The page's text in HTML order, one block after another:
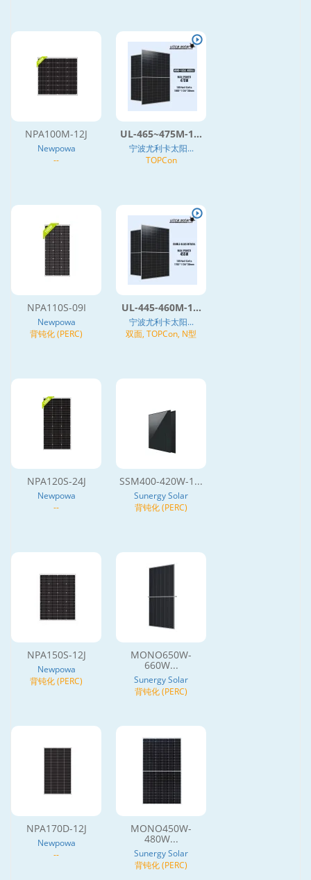
NPA100M-12J
Newpowa
--
UL-465~475M-1...
宁波尤利卡太阳...
TOPCon
NPA110S-09I
Newpowa
背钝化 (PERC)
UL-445-460M-1...
宁波尤利卡太阳...
双面, TOPCon, N型
NPA120S-24J
Newpowa
--
SSM400-420W-1...
Sunergy Solar
背钝化 (PERC)
NPA150S-12J
Newpowa
背钝化 (PERC)
MONO650W-
660W...
Sunergy Solar
背钝化 (PERC)
NPA170D-12J
Newpowa
--
MONO450W-
480W...
Sunergy Solar
背钝化 (PERC)